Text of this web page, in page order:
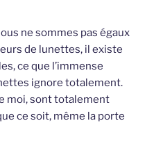
ne sommes pas égaux
de lunettes, il existe
ce que l’immense
ignore totalement.
moi, sont totalement
ce soit, même la porte